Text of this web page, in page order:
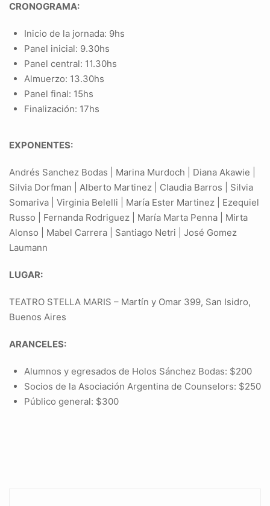
CRONOGRAMA:
Inicio de la jornada: 9hs
Panel inicial: 9.30hs
Panel central: 11.30hs
Almuerzo: 13.30hs
Panel final: 15hs
Finalización: 17hs
EXPONENTES:
Andrés Sanchez Bodas | Marina Murdoch | Diana Akawie |
Silvia Dorfman | Alberto Martinez | Claudia Barros | Silvia
Somariva | Virginia Belelli | María Ester Martinez | Ezequiel
Russo | Fernanda Rodriguez | María Marta Penna | Mirta
Alonso | Mabel Carrera | Santiago Netri | José Gomez
Laumann
LUGAR:
TEATRO STELLA MARIS – Martín y Omar 399, San Isidro,
Buenos Aires
ARANCELES:
Alumnos y egresados de Holos Sánchez Bodas: $200
Socios de la Asociación Argentina de Counselors: $250
Público general: $300